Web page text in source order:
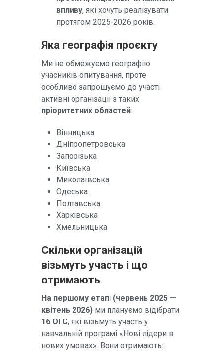
впливу, які хочуть реалізувати
протягом 2025-2026 років.
Яка географія проєкту
Ми не обмежуємо географію
учасників опитування, проте
особливо запрошуємо до участі
активні організації з таких
пріоритетних областей:
Вінницька
Дніпропетровська
Запорізька
Київська
Миколаївська
Одеська
Полтавська
Харківська
Хмельницька
Скільки організацій
візьмуть участь і що
отримають
На першому етапі (червень 2025 —
квітень 2026) ми плануємо відібрати
16 ОГС, які візьмуть участь у
навчальній програмі «Нові лідери в
нових умовах». Вони отримають: